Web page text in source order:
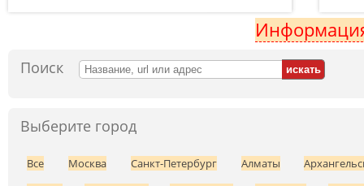
Поиск
Выберите город
Все Москва Санкт-Петербург Алматы